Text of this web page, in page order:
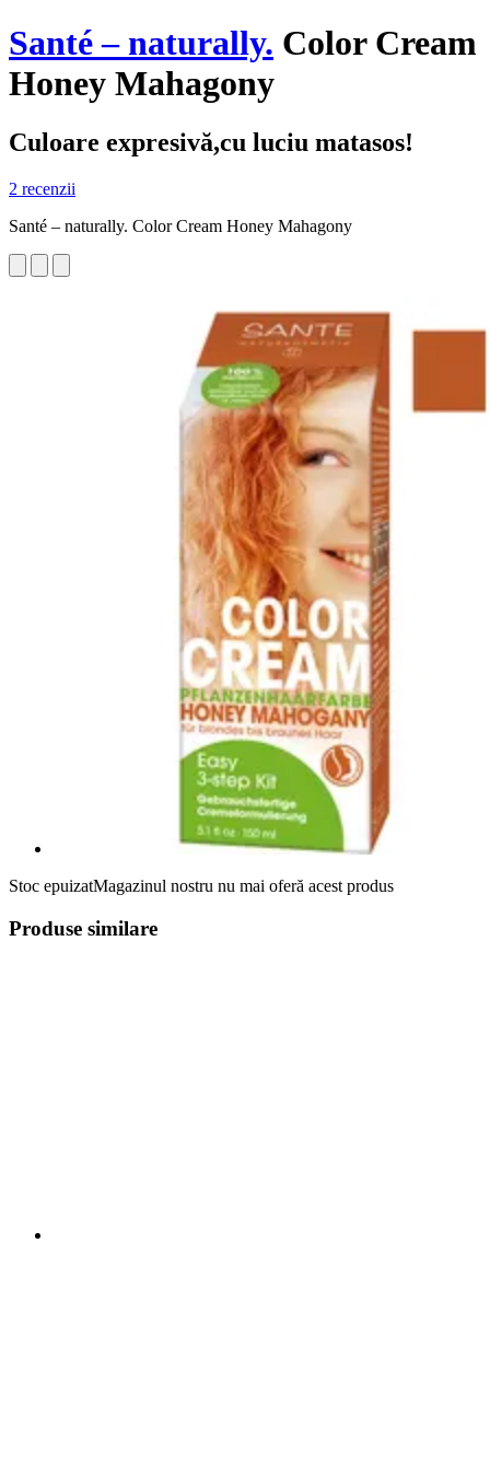
Santé – naturally. Color Cream
Honey Mahagony
Culoare expresivă,cu luciu matasos!
2 recenzii
Santé – naturally. Color Cream Honey Mahagony
Stoc epuizatMagazinul nostru nu mai oferă acest produs
Produse similare